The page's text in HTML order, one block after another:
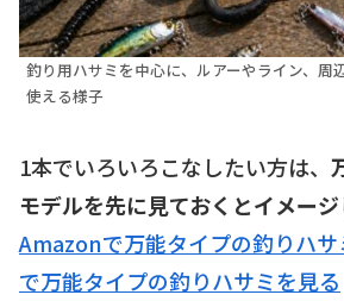
釣り用ハサミを中心に、ルアーやライン、周
使える様子
1本でいろいろこなしたい方は、
モデルを先に見ておくとイメー
Amazonで万能タイプの釣りハサ
で万能タイプの釣りハサミを見る